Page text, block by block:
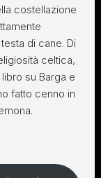
costellazione
di cane. Di
celtica,
su Barga e
fatto cenno in